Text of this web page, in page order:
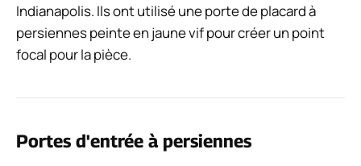
Indianapolis. Ils ont utilisé une porte de placard à
persiennes peinte en jaune vif pour créer un point
focal pour la pièce.
Portes d'entrée à persiennes